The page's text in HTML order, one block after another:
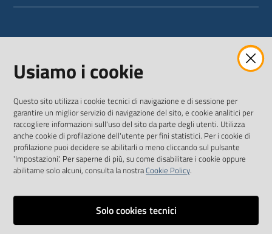
SEGUICI SU
TwitterFacebookYoutube
Vai alla pagina
Usiamo i cookie
Questo sito utilizza i cookie tecnici di navigazione e di sessione per
garantire un miglior servizio di navigazione del sito, e cookie analitici per
raccogliere informazioni sull'uso del sito da parte degli utenti. Utilizza
anche cookie di profilazione dell'utente per fini statistici. Per i cookie di
profilazione puoi decidere se abilitarli o meno cliccando sul pulsante
'Impostazioni'. Per saperne di più, su come disabilitare i cookie oppure
abilitarne solo alcuni, consulta la nostraCookie Policy.
Solo cookies tecnici